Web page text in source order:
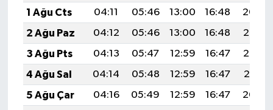
1 Ağu Cts
04:11 05:46 13:00 16:48
20:04
2 Ağu Paz
04:12 05:46 13:00 16:48
20:03
3 Ağu Pts
04:13 05:47 12:59 16:47
20:02
4 Ağu Sal
04:14 05:48 12:59 16:47
20:01
5 Ağu Çar
04:16 05:49 12:59 16:47
20:00